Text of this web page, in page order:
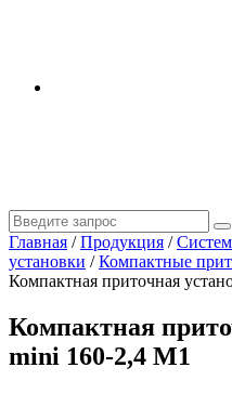
Главная / Продукция /
установки / Компактные
Компактная приточная
Компактная
mini 160-2,4 M1